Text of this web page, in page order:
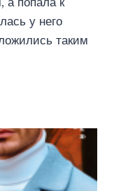
у него
таким